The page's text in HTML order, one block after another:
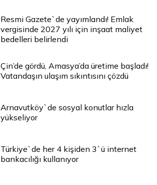
Resmi Gazete`de yayımlandı! Emlak
vergisinde 2027 yılı için inşaat maliyet
bedelleri belirlendi
Çin’de gördü, Amasya’da üretime başladı!
Vatandaşın ulaşım sıkıntısını çözdü
Arnavutköy`de sosyal konutlar hızla
yükseliyor
Türkiye`de her 4 kişiden 3`ü internet
bankacılığı kullanıyor